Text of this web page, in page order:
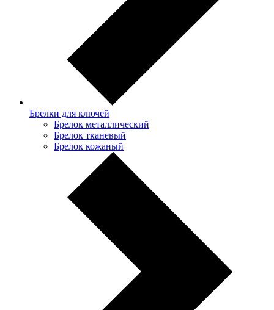
Брелки для ключей
Брелок металлический
Брелок тканевый
Брелок кожаный